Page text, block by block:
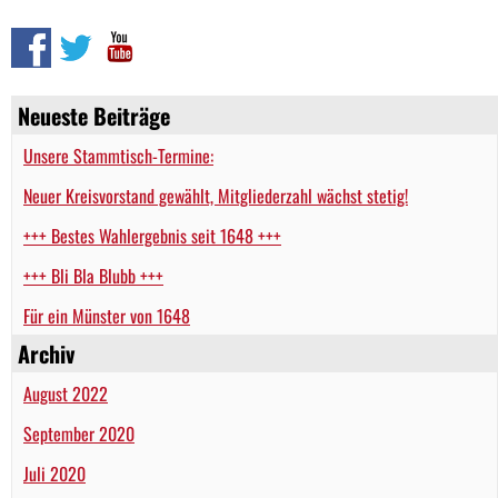
Neueste Beiträge
Unsere Stammtisch-Termine:
Neuer Kreisvorstand gewählt, Mitgliederzahl wächst stetig!
+++ Bestes Wahlergebnis seit 1648 +++
+++ Bli Bla Blubb +++
Für ein Münster von 1648
Archiv
August 2022
September 2020
Juli 2020